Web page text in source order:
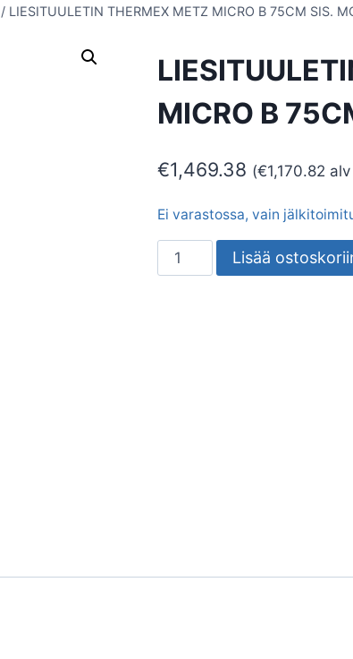
/ LIESITUULETIN THERMEX METZ MICRO B 75CM SIS.
MICRO B
€1,469.38 (€1,170.82
Ei varastossa, vain
LIESITUULETIN
THERMEX
Lisää